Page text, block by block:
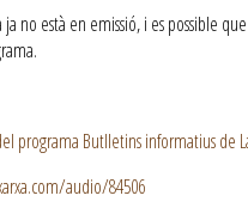
no està en emissió, i es possible
programa Butlletins informatius de
audio/84506